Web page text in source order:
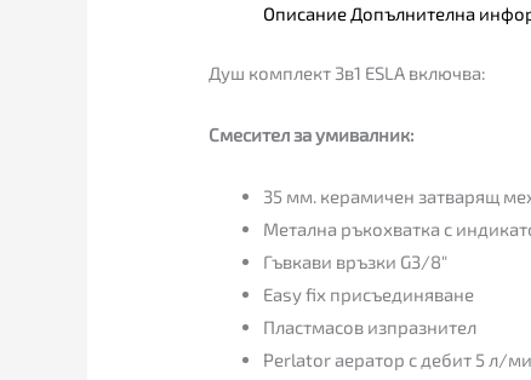
Описание Допълнителна
Душ комплект 3в1 ESLA включва:
Смесител за умивалник:
35 мм. керамичен затварящ
Метална ръкохватка с
Гъвкави връзки G3/8″
Easy fix присъединяване
Пластмасов изпразнител
Perlator аератор с дебит 5 л/